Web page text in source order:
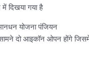
दिखया गया है
दो आइकॉन ओपन होंगे